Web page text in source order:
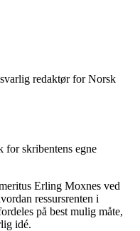
redaktør for Norsk
for skribentens egne
Erling Moxnes ved
ressursrenten i
på best mulig måte,
idé.